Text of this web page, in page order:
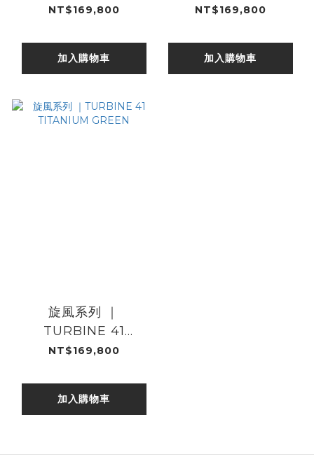
TITANIUM
NT$169,800
加入購物車
TITANIUM RED
NT$169,800
加入購物車
旋風系列 ｜
TURBINE 41
TITANIUM GREEN
NT$169,800
加入購物車